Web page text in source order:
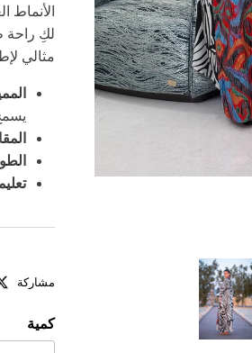
الأنماط
مثالي
مشاركة
كمية